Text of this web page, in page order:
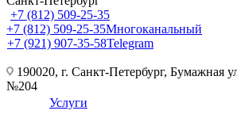
+7 (812) 509-25-35
+7 (812) 509-25-35Многоканальный
+7 (921) 907-35-58Telegram
190020, г. Санкт-Петербург, Бумажная
№204
Услуги